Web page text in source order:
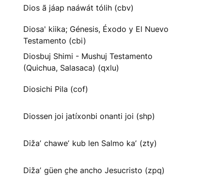
Dios ã jáap naáwát tólih (cbv)
Diosa' kiika; Génesis, Éxodo y El Nuevo
Testamento (cbi)
Diosbuj Shimi - Mushuj Testamento
(Quichua, Salasaca) (qxlu)
Diosichi Pila (cof)
Diossen joi jatíxonbi onanti joi (shp)
Dižaʼ chaweʼ kub len Salmo kaʼ (zty)
Dižaʼ güen c̱he ancho Jesucristo (zpq)